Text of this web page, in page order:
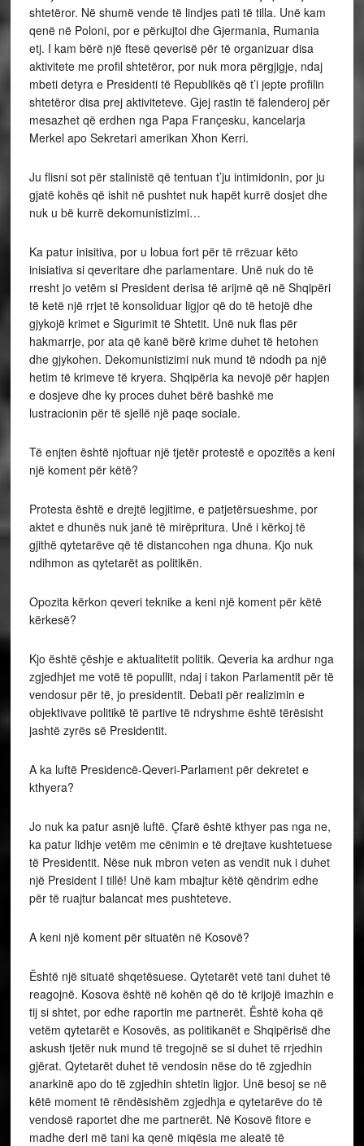
shtetëror. Në shumë vende të lindjes pati të tilla. Unë kam
qenë në Poloni, por e përkujtoi dhe Gjermania, Rumania
etj. I kam bërë një ftesë qeverisë për të organizuar disa
aktivitete me profil shtetëror, por nuk mora përgjigje, ndaj
mbeti detyra e Presidenti të Republikës që t’i jepte profilin
shtetëror disa prej aktiviteteve. Gjej rastin të falenderoj për
mesazhet që erdhen nga Papa Françesku, kancelarja
Merkel apo Sekretari amerikan Xhon Kerri.
Ju flisni sot për stalinistë që tentuan t’ju intimidonin, por ju
gjatë kohës që ishit në pushtet nuk hapët kurrë dosjet dhe
nuk u bë kurrë dekomunistizimi…
Ka patur inisitiva, por u lobua fort për të rrëzuar këto
inisiativa si qeveritare dhe parlamentare. Unë nuk do të
rresht jo vetëm si President derisa të arijmë që në Shqipëri
të ketë një rrjet të konsoliduar ligjor që do të hetojë dhe
gjykojë krimet e Sigurimit të Shtetit. Unë nuk flas për
hakmarrje, por ata që kanë bërë krime duhet të hetohen
dhe gjykohen. Dekomunistizimi nuk mund të ndodh pa një
hetim të krimeve të kryera. Shqipëria ka nevojë për hapjen
e dosjeve dhe ky proces duhet bërë bashkë me
lustracionin për të sjellë një paqe sociale.
Të enjten është njoftuar një tjetër protestë e opozitës a keni
një koment për këtë?
Protesta është e drejtë legjitime, e patjetërsueshme, por
aktet e dhunës nuk janë të mirëpritura. Unë i kërkoj të
gjithë qytetarëve që të distancohen nga dhuna. Kjo nuk
ndihmon as qytetarët as politikën.
Opozita kërkon qeveri teknike a keni një koment për këtë
kërkesë?
Kjo është çëshje e aktualitetit politik. Qeveria ka ardhur nga
zgjedhjet me votë të popullit, ndaj i takon Parlamentit për të
vendosur për të, jo presidentit. Debati për realizimin e
objektivave politikë të partive të ndryshme është tërësisht
jashtë zyrës së Presidentit.
A ka luftë Presidencë-Qeveri-Parlament për dekretet e
kthyera?
Jo nuk ka patur asnjë luftë. Çfarë është kthyer pas nga ne,
ka patur lidhje vetëm me cënimin e të drejtave kushtetuese
të Presidentit. Nëse nuk mbron veten as vendit nuk i duhet
një President I tillë! Unë kam mbajtur këtë qëndrim edhe
për të ruajtur balancat mes pushteteve.
A keni një koment për situatën në Kosovë?
Është një situatë shqetësuese. Qytetarët vetë tani duhet të
reagojnë. Kosova është në kohën që do të krijojë imazhin e
tij si shtet, por edhe raportin me partnerët. Është koha që
vetëm qytetarët e Kosovës, as politikanët e Shqipërisë dhe
askush tjetër nuk mund të tregojnë se si duhet të rrjedhin
gjërat. Qytetarët duhet të vendosin nëse do të zgjedhin
anarkinë apo do të zgjedhin shtetin ligjor. Unë besoj se në
këtë moment të rëndësishëm zgjedhja e qytetarëve do të
vendosë raportet dhe me partnerët. Në Kosovë fitore e
madhe deri më tani ka qenë miqësia me aleatë të